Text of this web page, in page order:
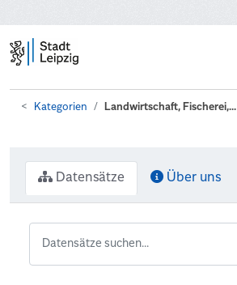
Kategorien Landwirtschaft, Fischerei,...
Datensätze Über uns